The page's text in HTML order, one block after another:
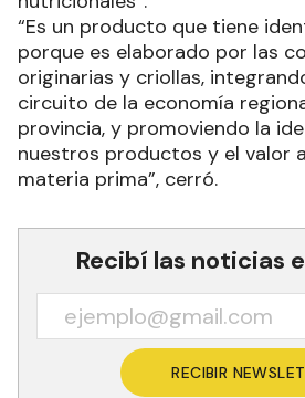
“Es un producto que tiene
porque es elaborado por las
originarias y criollas,
circuito de la economía
provincia, y promoviendo la
nuestros productos y el valor
materia prima”, cerró.
Recibí las noticias
RECIBIR